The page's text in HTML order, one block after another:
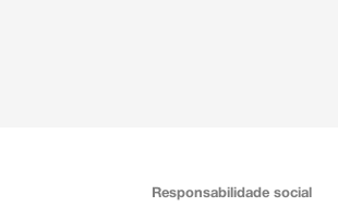
Responsabilidade social